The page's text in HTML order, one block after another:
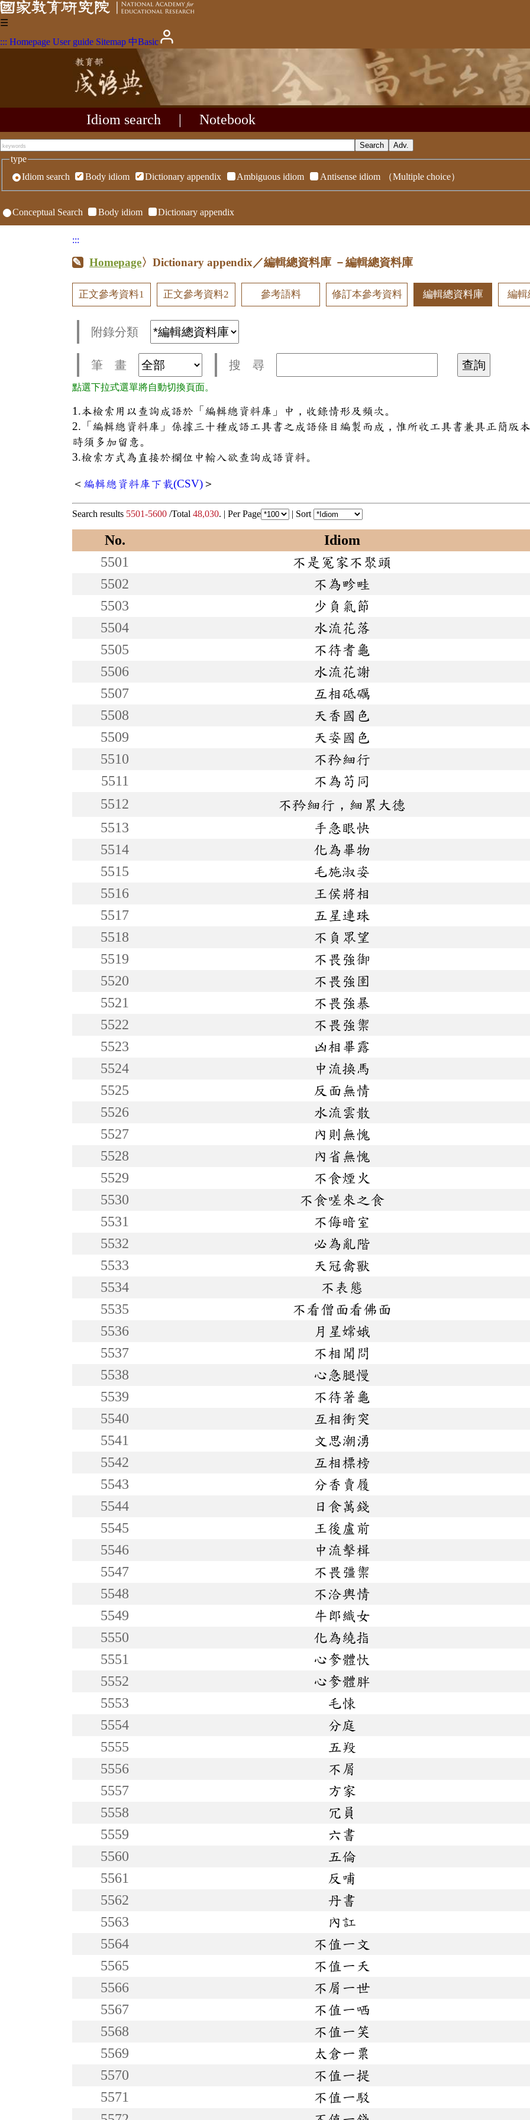
☰
::: Homepage User guide Sitemap 中Basic
Idiom search Notebook
type
Idiom search
Body idiom Dictionary appendix Ambiguous idiom Antisense idiom （Multiple choice）
Conceptual Search Body idiom Dictionary appendix
:::
Homepage〉Dictionary appendix／編輯總資料庫 －編輯總資料庫
正文參考資料1 正文參考資料2 參考語料 修訂本參考資料 編輯總資料庫 編輯
附錄分類
筆 畫 搜 尋
點選下拉式選單將自動切換頁面。
1.本檢索用以查詢成語於「編輯總資料庫」中，收錄情形及頻次。
2.「編輯總資料庫」係據三十種成語工具書之成語條目編製而成，惟所收工具書兼具正簡版
時須多加留意。
3.檢索方式為直接於欄位中輸入欲查詢成語資料。
＜ 編輯總資料庫下載(CSV)＞
Search results 5501-5600 /Total 48,030. | Per Page | Sort
No. Idiom
5501
不是冤家不聚頭
5502
不為畛畦
5503
少負氣節
5504
水流花落
5505
不待耆龜
5506
水流花謝
5507
互相砥礪
5508
天香國色
5509
天姿國色
5510
不矜細行
5511
不為苟同
5512
不矜細行，細累大德
5513
手急眼快
5514
化為畢物
5515
毛施淑姿
5516
王侯將相
5517
五星連珠
5518
不負眾望
5519
不畏強御
5520
不畏強圉
5521
不畏強暴
5522
不畏強禦
5523
凶相畢露
5524
中流換馬
5525
反面無情
5526
水流雲散
5527
內則無愧
5528
內省無愧
5529
不食煙火
5530
不食嗟來之食
5531
不侮暗室
5532
必為亂階
5533
天冠禽獸
5534
不表態
5535
不看僧面看佛面
5536
月星嫦娥
5537
不相聞問
5538
心急腿慢
5539
不待著龜
5540
互相衝突
5541
文思潮湧
5542
互相標榜
5543
分香賣履
5544
日食萬錢
5545
王後盧前
5546
中流擊楫
5547
不畏彊禦
5548
不洽輿情
5549
牛郎織女
5550
化為繞指
5551
心奓體忕
5552
心奓體胖
5553
毛悚
5554
分庭
5555
五羖
5556
不屑
5557
方家
5558
冗員
5559
六書
5560
五倫
5561
反哺
5562
丹書
5563
內訌
5564
不值一文
5565
不值一夭
5566
不屑一世
5567
不值一哂
5568
不值一笑
5569
太倉一粟
5570
不值一提
5571
不值一駁